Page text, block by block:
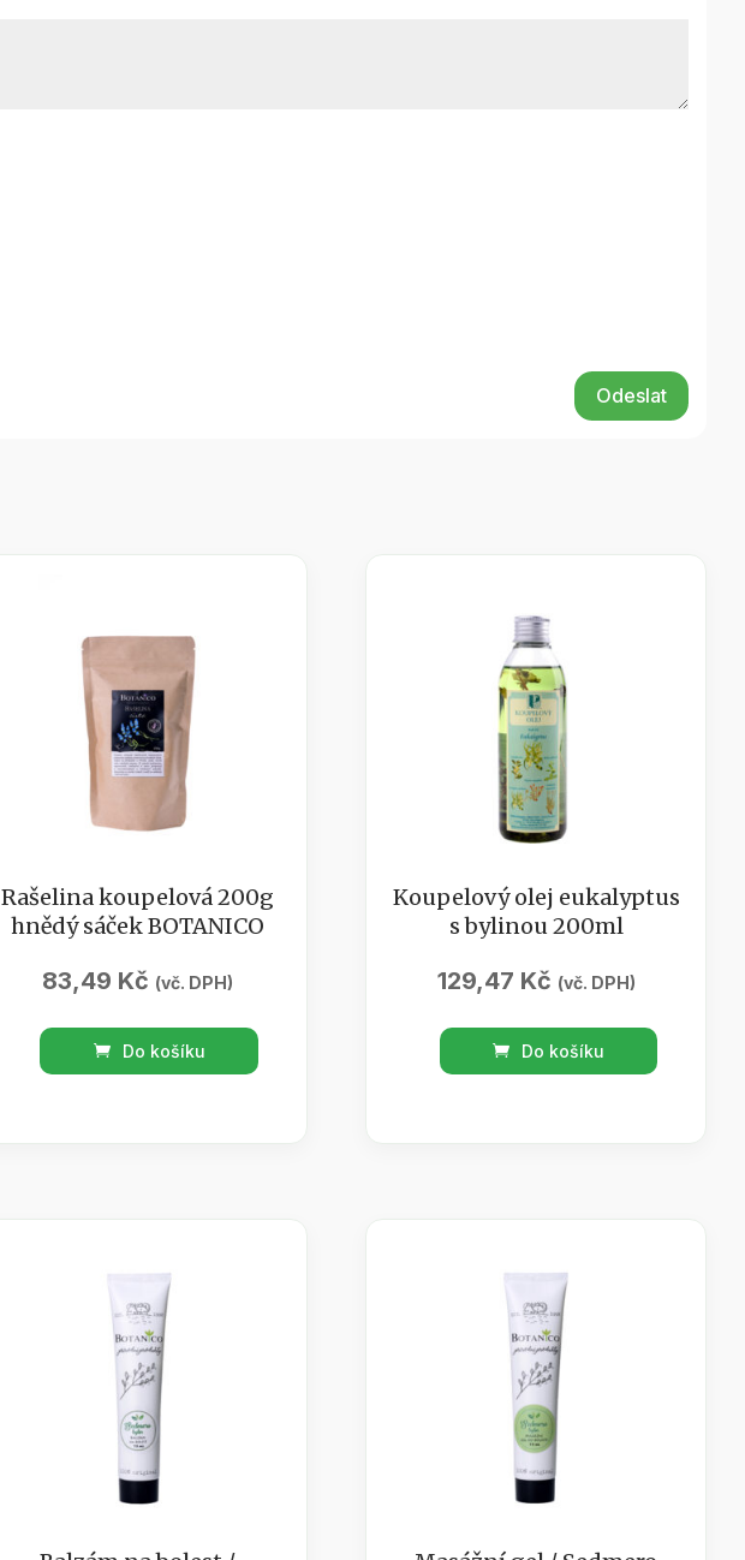
Odeslat
Rašelina koupelová 200g
hnědý sáček BOTANICO
83,49 Kč (vč. DPH)
Rašelina
koupelová
Do košíku
Koupelový olej eukalyptus
s bylinou 200ml
129,47 Kč (vč. DPH)
Koupelový
olej
Do košíku